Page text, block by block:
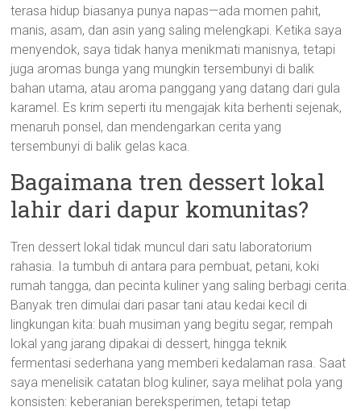
terasa hidup biasanya punya napas—ada momen pahit,
manis, asam, dan asin yang saling melengkapi. Ketika saya
menyendok, saya tidak hanya menikmati manisnya, tetapi
juga aromas bunga yang mungkin tersembunyi di balik
bahan utama, atau aroma panggang yang datang dari gula
karamel. Es krim seperti itu mengajak kita berhenti sejenak,
menaruh ponsel, dan mendengarkan cerita yang
tersembunyi di balik gelas kaca.
Bagaimana tren dessert lokal
lahir dari dapur komunitas?
Tren dessert lokal tidak muncul dari satu laboratorium
rahasia. Ia tumbuh di antara para pembuat, petani, koki
rumah tangga, dan pecinta kuliner yang saling berbagi cerita.
Banyak tren dimulai dari pasar tani atau kedai kecil di
lingkungan kita: buah musiman yang begitu segar, rempah
lokal yang jarang dipakai di dessert, hingga teknik
fermentasi sederhana yang memberi kedalaman rasa. Saat
saya menelisik catatan blog kuliner, saya melihat pola yang
konsisten: keberanian bereksperimen, tetapi tetap